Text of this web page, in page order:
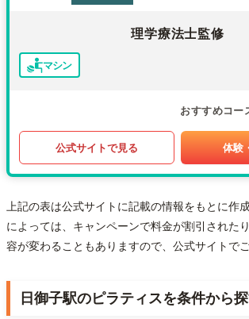
理学療法士監修
マシン
おすすめコー
公式サイトで見る 体験
上記の表は公式サイトに記載の情報をもとに作
によっては、キャンペーンで料金が割引された
容が変わることもありますので、公式サイトで
日御子駅のピラティスを条件から